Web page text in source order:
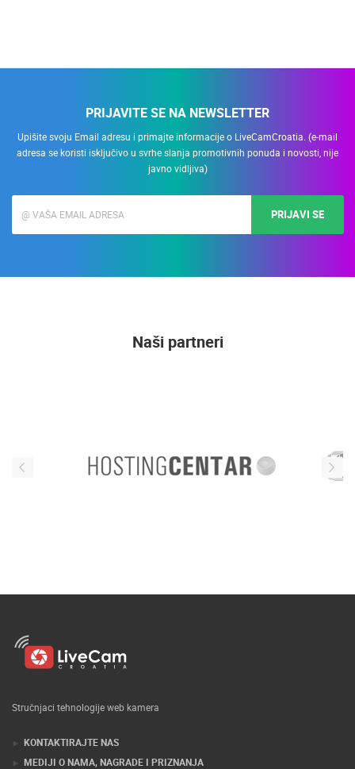
PRIJAVITE SE NA NEWSLETTER
Upišite svoju Email adresu i primajte informacije o LiveCamCroatia. (e-mail
adresa se koristi isključivo u svrhe slanja promotivnih ponuda i novosti, nije
javno vidljiva)
PRIJAVI SE
Naši partneri
Stručnjaci tehnologije web kamera
KONTAKTIRAJTE NAS
MEDIJI O NAMA, NAGRADE I PRIZNANJA